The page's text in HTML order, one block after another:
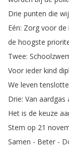
Drie punten die wij
Eén: Zorg voor de
de hoogste
Twee:
Voor ieder kind
We leven tenslotte
Drie: Van aardgas
Het is de keuze
Stem op 21
Samen - Beter -